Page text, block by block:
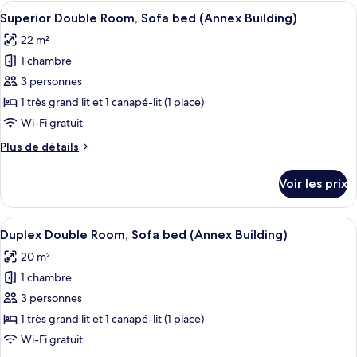
dans
les
dépendances
de
chambre
Chambre
Quadruple
Deluxe,
dans
les
dépendances
Afficher
toutes
les
photos
pour
ce
type
chambre :
Room,
Sofa
bed
(Annex
Building)
Un lit bien fait, avec du linge de lit
5
Superior Double Room, Sofa bed (Annex Building)
22 m²
1 chambre
3 personnes
1 très grand lit et 1 canapé-lit (1 place)
Wi-Fi gratuit
Plus de détails
Plus
le
type
de
chambre
Superior
Double
Room,
Sofa
bed
(Annex
Building)
Voir les prix
Afficher
toutes
les
photos
pour
ce
type
Un lit bien fait, avec du linge de lit
4
Duplex Double Room, Sofa bed (Annex Building)
20 m²
1 chambre
3 personnes
1 très grand lit et 1 canapé-lit (1 place)
Wi-Fi gratuit